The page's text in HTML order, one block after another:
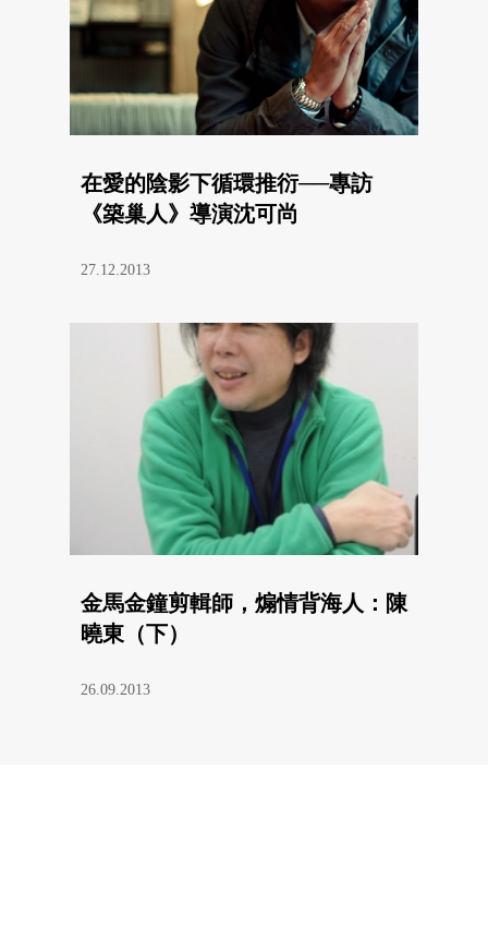
在愛的陰影下循環推衍──專訪
《築巢人》導演沈可尚
27.12.2013
金馬金鐘剪輯師，煽情背海人：陳
曉東（下）
26.09.2013